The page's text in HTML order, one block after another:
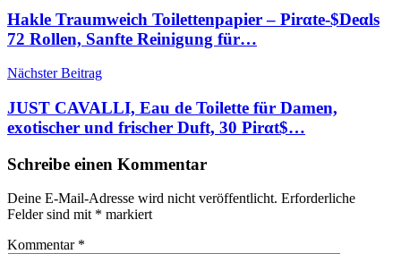
Hakle Traumweich Toilettenpapier – Pirαtе-$Dеαls
72 Rollen, Sanfte Reinigung für…
Nächster Beitrag
JUST CAVALLI, Eau de Toilette für Damen,
exotischer und frischer Duft, 30 Pirαt$…
Schreibe einen Kommentar
Deine E-Mail-Adresse wird nicht veröffentlicht. Erforderliche
Felder sind mit * markiert
Kommentar *